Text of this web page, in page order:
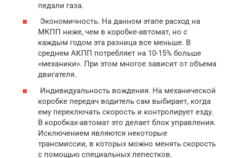
педали газа.
Экономичность. На данном этапе расход на
МКПП ниже, чем в коробке-автомат, но с
каждым годом эта разница все меньше. В
среднем АКПП потребляет на 10-15% больше
«механики». При этом многое зависит от объема
двигателя.
Индивидуальность вождения. На механической
коробке передач водитель сам выбирает, когда
ему переключать скорость и контролирует езду.
В коробках-автомат это делает блок управления.
Исключением являются некоторые
трансмиссии, в которых можно менять скорость
с помощью специальных лепестков.